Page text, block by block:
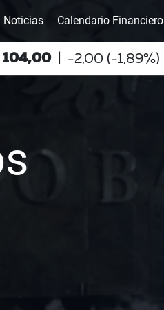
Noticias Calendario Financiero